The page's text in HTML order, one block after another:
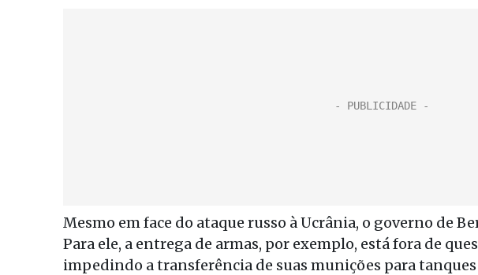
Mesmo em face do ataque russo à Ucrânia, o governo de
Para ele, a entrega de armas, por exemplo, está fora de
impedindo a transferência de suas munições para tanques